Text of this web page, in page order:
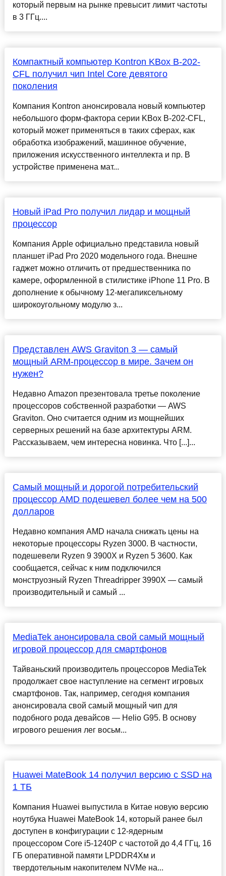
который первым на рынке превысит лимит частоты
в 3 ГГц....
Компактный компьютер Kontron KBox B-202-
CFL получил чип Intel Core девятого
поколения
Компания Kontron анонсировала новый компьютер
небольшого форм-фактора серии KBox B-202-CFL,
который может применяться в таких сферах, как
обработка изображений, машинное обучение,
приложения искусственного интеллекта и пр. В
устройстве применена мат...
Новый iPad Pro получил лидар и мощный
процессор
Компания Apple официально представила новый
планшет iPad Pro 2020 модельного года. Внешне
гаджет можно отличить от предшественника по
камере, оформленной в стилистике iPhone 11 Pro. В
дополнение к обычному 12-мегапиксельному
широкоугольному модулю з...
Представлен AWS Graviton 3 — самый
мощный ARM-процессор в мире. Зачем он
нужен?
Недавно Amazon презентовала третье поколение
процессоров собственной разработки — AWS
Graviton. Оно считается одним из мощнейших
серверных решений на базе архитектуры ARM.
Рассказываем, чем интересна новинка. Что [...]...
Самый мощный и дорогой потребительский
процессор AMD подешевел более чем на 500
долларов
Недавно компания AMD начала снижать цены на
некоторые процессоры Ryzen 3000. В частности,
подешевели Ryzen 9 3900X и Ryzen 5 3600. Как
сообщается, сейчас к ним подключился
монструозный Ryzen Threadripper 3990X — самый
производительный и самый ...
MediaTek анонсировала свой самый мощный
игровой процессор для смартфонов
Тайваньский производитель процессоров MediaTek
продолжает свое наступление на сегмент игровых
смартфонов. Так, например, сегодня компания
анонсировала свой самый мощный чип для
подобного рода девайсов — Helio G95. В основу
игрового решения лег восьм...
Huawei MateBook 14 получил версию с SSD на
1 ТБ
Компания Huawei выпустила в Китае новую версию
ноутбука Huawei MateBook 14, который ранее был
доступен в конфигурации с 12-ядерным
процессором Core i5-1240P с частотой до 4,4 ГГц, 16
ГБ оперативной памяти LPDDR4Xм и
твердотельным накопителем NVMe на...